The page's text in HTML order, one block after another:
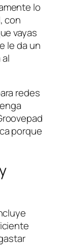
lo
con
vayas
le da un
redes
porque